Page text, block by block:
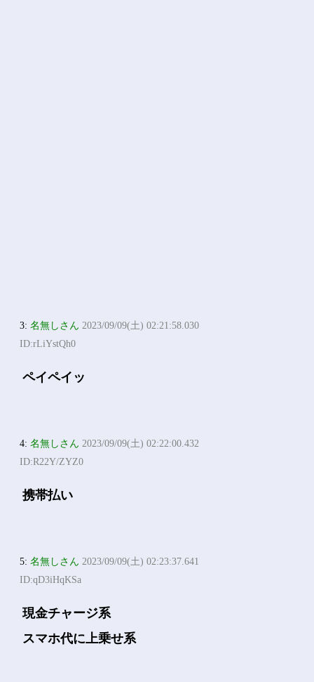
3:名無しさん 2023/09/09(土) 02:21:58.030
ID:rLiYstQh0
ペイペイッ
4:名無しさん 2023/09/09(土) 02:22:00.432
ID:R22Y/ZYZ0
携帯払い
5:名無しさん 2023/09/09(土) 02:23:37.641
ID:qD3iHqKSa
現金チャージ系
スマホ代に上乗せ系